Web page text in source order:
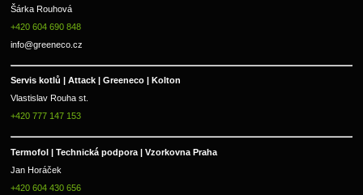
Šárka Rouhová
+420 604 690 848
info@greeneco.cz
Servis kotlů | Attack | Greeneco | Kolton
Vlastislav Rouha st.
+420 777 147 153
Termofol | Technická podpora | Vzorkovna Praha
Jan Horáček
+420 604 430 656